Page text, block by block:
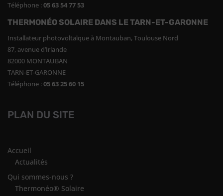
Téléphone :05 63 54 77 53
THERMONÉO SOLAIRE DANS LE TARN-ET-GARONNE
Installateur photovoltaïque à Montauban, Toulouse Nord
87, avenue d’Irlande
82000 MONTAUBAN
TARN-ET-GARONNE
Téléphone :05 63 25 60 15
PLAN DU SITE
Accueil
Actualités
Qui sommes-nous ?
Thermonéo® Solaire